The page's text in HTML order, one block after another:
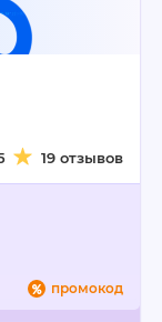
19 отзывов
промокод